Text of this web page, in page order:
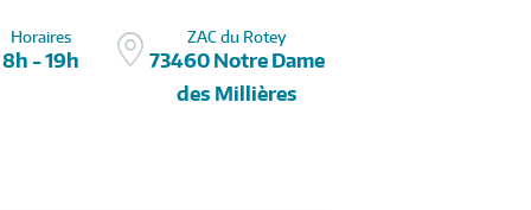
Horaires
8h - 19h
ZAC du Rotey
73460 Notre Dame
des Millières